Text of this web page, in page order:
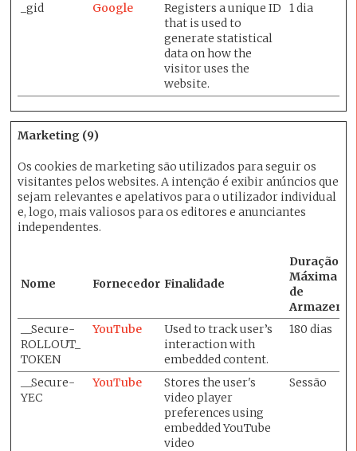
_gid Google
Registers a unique ID
that is used to
generate statistical
data on how the
visitor uses the
website.
1 dia
Marketing (9)
Os cookies de marketing são utilizados ​​para seguir os
visitantes pelos websites. A intenção é exibir anúncios que
sejam relevantes e apelativos para o utilizador individual
e, logo, mais valiosos para os editores e anunciantes
independentes.
Nome Fornecedor Finalidade
Duração
Máxima
de
__Secure-
ROLLOUT_
TOKEN
YouTube
Used to track user’s
interaction with
embedded content.
180 dias
__Secure-
YEC
YouTube
Stores the user's
video player
preferences using
embedded YouTube
video
Sessão